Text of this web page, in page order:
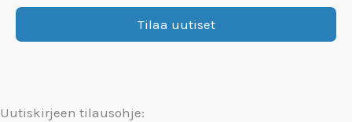
Uutiskirjeen tilausohje: